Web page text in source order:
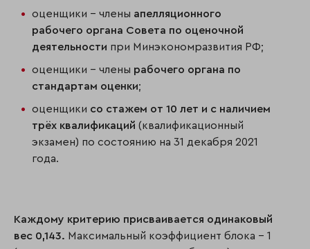
оценщики – члены апелляционного
рабочего органа Совета по оценочной
деятельности при Минэкономразвития РФ;
оценщики – члены рабочего органа по
стандартам оценки;
оценщики со стажем от 10 лет и с наличием
трёх квалификаций (квалификационный
экзамен) по состоянию на 31 декабря 2021
года.
Каждому критерию присваивается одинаковый
вес 0,143. Максимальный коэффициент блока – 1